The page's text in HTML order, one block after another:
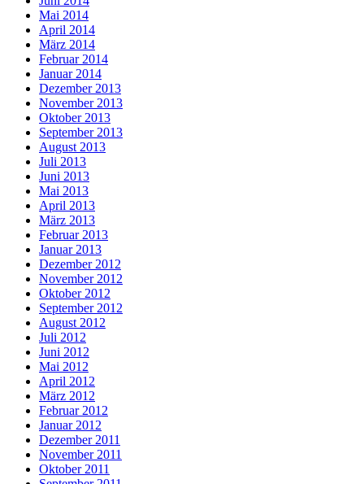
Mai 2014
April 2014
März 2014
Februar 2014
Januar 2014
Dezember 2013
November 2013
Oktober 2013
September 2013
August 2013
Juli 2013
Juni 2013
Mai 2013
April 2013
März 2013
Februar 2013
Januar 2013
Dezember 2012
November 2012
Oktober 2012
September 2012
August 2012
Juli 2012
Juni 2012
Mai 2012
April 2012
März 2012
Februar 2012
Januar 2012
Dezember 2011
November 2011
Oktober 2011